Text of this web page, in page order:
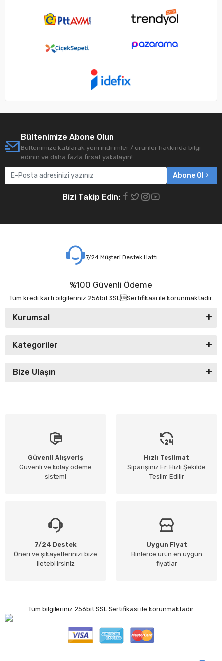
Bültenimize Abone Olun
Bültenimize katılarak yeni indirimler / ürünler hakkında bilgi
edinin ve daha fazla fırsat yakalayın!
Abone Ol
Bizi Takip Edin:
7/24 Müşteri Destek Hattı
%100 Güvenli Ödeme
Tüm kredi kartı bilgileriniz 256bit SSLSertifikası ile korunmaktadır.
Kurumsal
Kategoriler
Bize Ulaşın
Güvenli Alışveriş
Güvenli ve kolay ödeme
sistemi
Hızlı Teslimat
Siparişiniz En Hızlı Şekilde
Teslim Edilir
7/24 Destek
Öneri ve şikayetlerinizi bize
iletebilirsiniz
Uygun Fiyat
Binlerce ürün en uygun
fiyatlar
Tüm bilgileriniz 256bit SSL Sertifikası ile korunmaktadır